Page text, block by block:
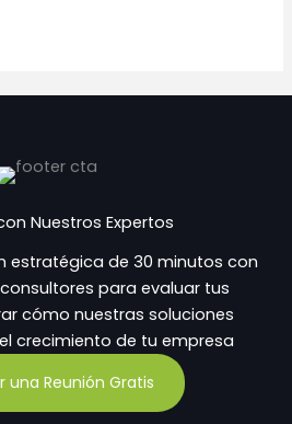
Nuestros Expertos
estratégica de 30 minutos con
para evaluar tus
cómo nuestras soluciones
crecimiento de tu empresa
una Reunión Gratis